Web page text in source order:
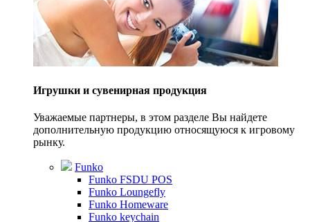
Игрушки и сувенирная продукция
Уважаемые партнеры, в этом разделе Вы найдете
дополнительную продукцию относящуюся к игровому
рынку.
Funko
Funko FSDU POS
Funko Loungefly
Funko Homeware
Funko keychain